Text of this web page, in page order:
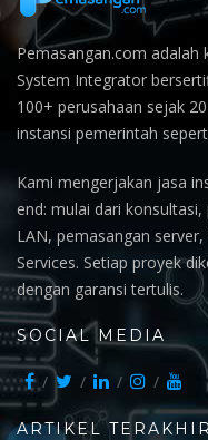
Pemasangan.com
System Integrator
100+ perusahaan sejak
instansi pemerintah
Kami mengerjakan jasa
end: mulai dari
LAN, pemasangan
Services. Setiap proyek
dengan garansi tertulis.
SOCIAL MEDIA
ARTIKEL TERAKHIR